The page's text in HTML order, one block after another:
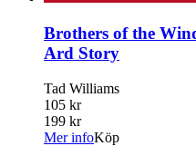
Brothers of the
Ard Story
Tad Williams
105 kr
199 kr
Mer infoKöp